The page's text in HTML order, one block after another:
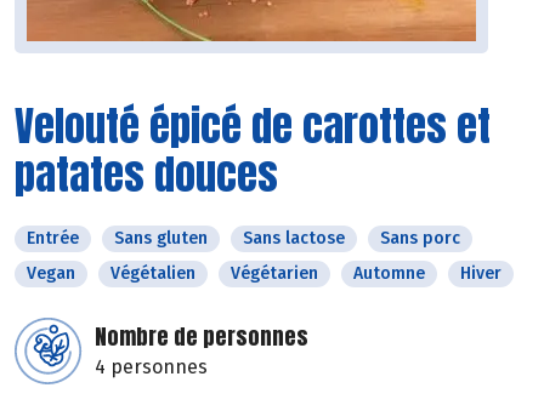
Velouté épicé de carottes et
patates douces
Entrée Sans gluten Sans lactose
Sans porc
Vegan
Végétalien Végétarien Automne Hiver
Nombre de personnes
4 personnes